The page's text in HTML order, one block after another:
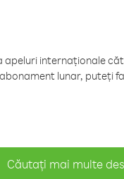
internaționale
lunar, puteți
Căutați mai multe